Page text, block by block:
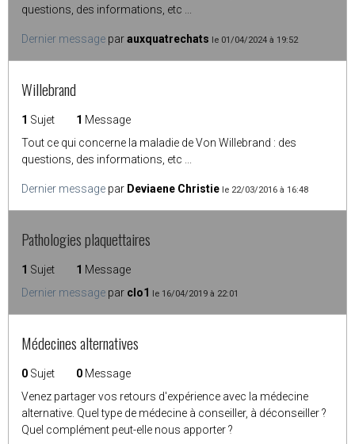
questions, des informations, etc ...
Dernier message parauxquatrechats le 01/04/2024 à 19:52
Willebrand
1 Sujet 1 Message
Tout ce qui concerne la maladie de Von Willebrand : des
questions, des informations, etc ...
Dernier message par Deviaene Christie le 22/03/2016 à 16:48
Pathologies plaquettaires
1 Sujet 1 Message
Dernier message par clo1 le 16/04/2019 à 22:01
Médecines alternatives
0 Sujet 0 Message
Venez partager vos retours d'expérience avec la médecine
alternative. Quel type de médecine à conseiller, à déconseiller ?
Quel complément peut-elle nous apporter ?